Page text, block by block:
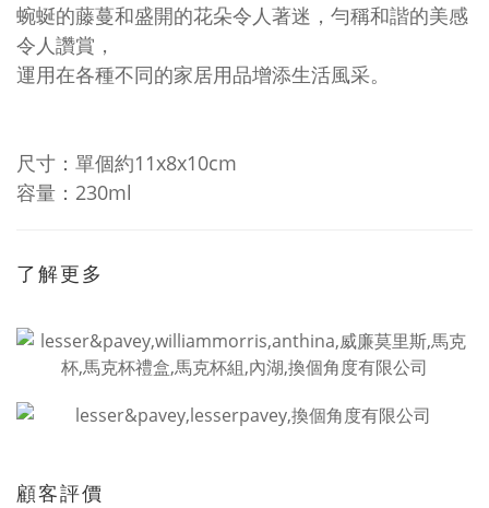
蜿蜒的藤蔓和盛開的花朵令人著迷， 勻稱和諧的美感
令人讚賞，
運用在各種不同的家居用品增添生活風采。
尺寸：單個約11x8x10cm
容量：230ml
了解更多
顧客評價